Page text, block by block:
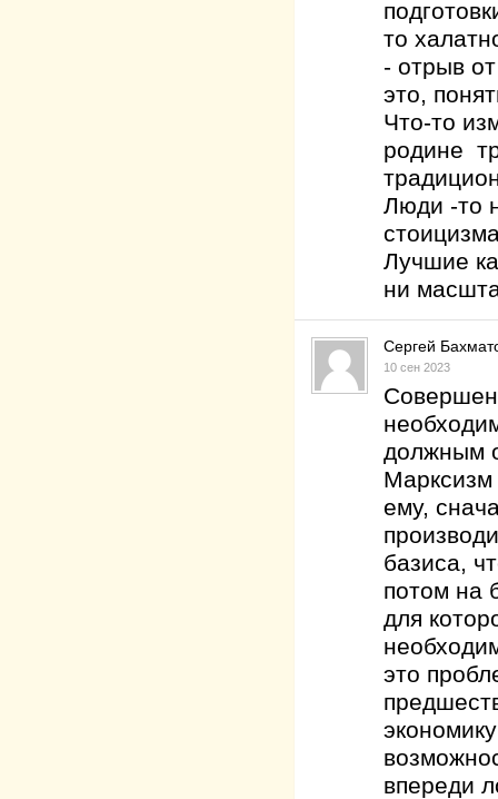
то
- отрыв
это,
Что-то
родине
Люди -то
Лучшие
ни
Сергей
10 сен 2023
должным
Марксизм
ему,
базиса,
потом на
для
это
впереди